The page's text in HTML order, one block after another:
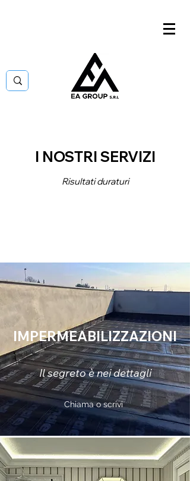
I NOSTRI SERVIZI
Risultati duraturi
IMPERMEABILIZZAZIONI
Il segreto è nei dettagli
Chiama o scrivi